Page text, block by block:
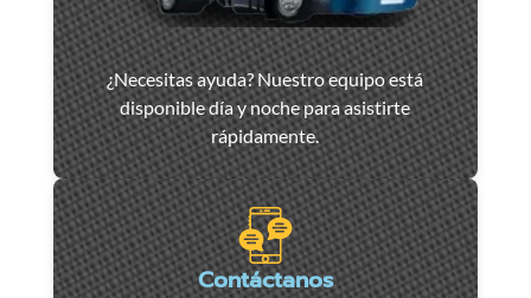
Asistencia
y
remolque
de
coches
en
Marsella
-
¿Necesitas ayuda? Nuestro equipo está
disponible día y noche para asistirte
rápidamente.
Contáctanos